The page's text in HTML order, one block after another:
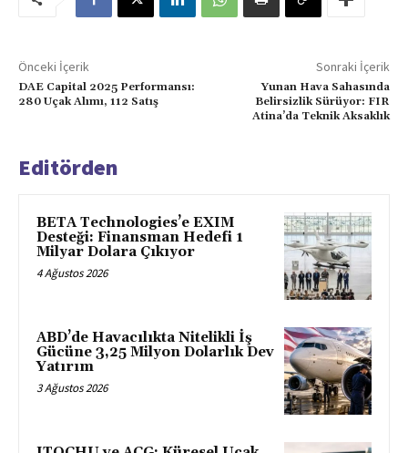
Önceki İçerik
DAE Capital 2025 Performansı:
280 Uçak Alımı, 112 Satış
Sonraki İçerik
Yunan Hava Sahasında
Belirsizlik Sürüyor: FIR
Atina’da Teknik Aksaklık
Editörden
BETA Technologies’e EXIM
Desteği: Finansman Hedefi 1
Milyar Dolara Çıkıyor
4 Ağustos 2026
ABD’de Havacılıkta Nitelikli İş
Gücüne 3,25 Milyon Dolarlık Dev
Yatırım
3 Ağustos 2026